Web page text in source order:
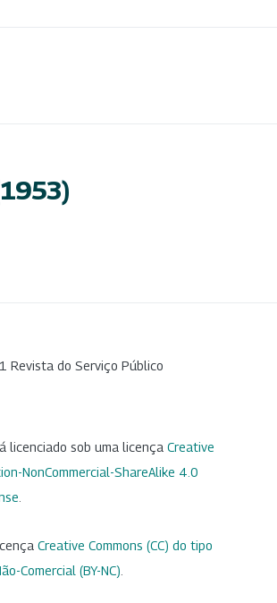
Revista do Serviço Público
licenciado sob uma licença Creative
NonCommercial-ShareAlike 4.0
Creative Commons (CC) do tipo
Comercial (BY-NC)